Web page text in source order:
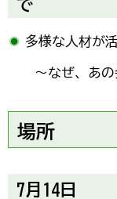
で
多様な人材が
～なぜ、あ
場所
7月14日